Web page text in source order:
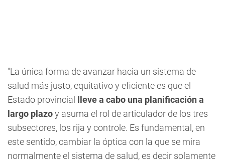
"La única forma de avanzar hacia un sistema de
salud más justo, equitativo y eficiente es que el
Estado provincial
lleve a cabo una planificación a
largo plazoy asuma el rol de articulador de los tres
subsectores, los rija y controle. Es fundamental, en
este sentido, cambiar la óptica con la que se mira
normalmente el sistema de salud, es decir solamente